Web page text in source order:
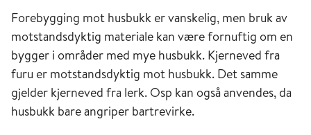
Forebygging mot husbukk er vanskelig, men bruk av
motstandsdyktig materiale kan være fornuftig om en
bygger i områder med mye husbukk. Kjerneved fra
furu er motstandsdyktig mot husbukk. Det samme
gjelder kjerneved fra lerk. Osp kan også anvendes, da
husbukk bare angriper bartrevirke.